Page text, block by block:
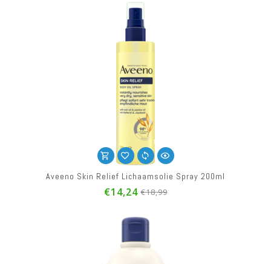
Aveeno Skin Relief Lichaamsolie Spray 200ml
€14,24 €18,99